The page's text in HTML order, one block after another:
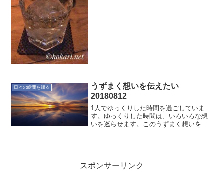
日々の瞬間を綴る
うずまく想いを伝えたい
20180812
1人でゆっくりした時間を過ごしていま
す。ゆっくりした時間は、いろいろな想
いを巡らせます。このうずまく想いを伝
スポンサーリンク